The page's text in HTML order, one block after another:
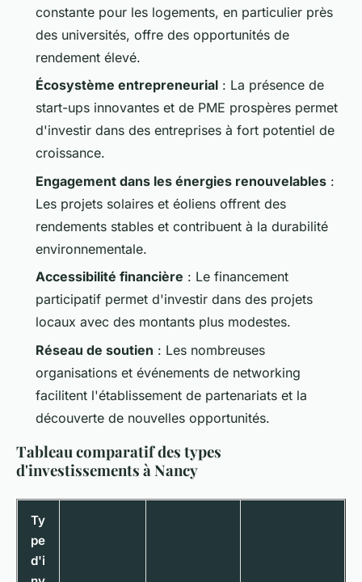
constante pour les logements, en particulier près
des universités, offre des opportunités de
rendement élevé.
Écosystème entrepreneurial : La présence de
start-ups innovantes et de PME prospères permet
d'investir dans des entreprises à fort potentiel de
croissance.
Engagement dans les énergies renouvelables :
Les projets solaires et éoliens offrent des
rendements stables et contribuent à la durabilité
environnementale.
Accessibilité financière : Le financement
participatif permet d'investir dans des projets
locaux avec des montants plus modestes.
Réseau de soutien : Les nombreuses
organisations et événements de networking
facilitent l'établissement de partenariats et la
découverte de nouvelles opportunités.
Tableau comparatif des types
d'investissements à Nancy
Ty
pe
d'i